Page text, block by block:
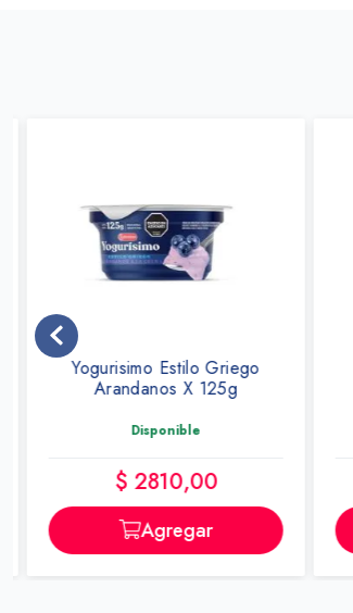
Yogurisimo Estilo Griego
Arandanos X 125g
Disponible
$ 2810,00
Agregar